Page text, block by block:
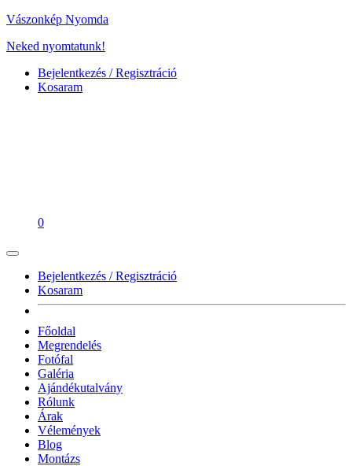
Vászonkép Nyomda
Neked nyomtatunk!
Bejelentkezés / Regisztráció
Kosaram
0
Bejelentkezés / Regisztráció
Kosaram
Főoldal
Megrendelés
Fotófal
Galéria
Ajándékutalvány
Rólunk
Árak
Vélemények
Blog
Montázs